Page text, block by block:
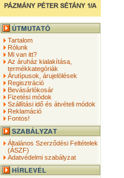
Tartalom
Rólunk
Mi van itt?
Az áruház kialakítása,
termékkategóriák
Árutípusok, árujelölések
Regisztráció
Bevásárlókosár
Fizetési módok
Szállítási idő és átvételi módok
Reklamáció
Fontos!
Általános Szerződési Feltételek
(ÁSZF)
Adatvédelmi szabályzat